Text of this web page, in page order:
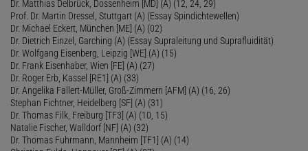
Dr. Matthias Delbrück, Dossenheim [MD] (A) (12, 24, 29)
Prof. Dr. Martin Dressel, Stuttgart (A) (Essay Spindichtewellen)
Dr. Michael Eckert, München [ME] (A) (02)
Dr. Dietrich Einzel, Garching (A) (Essay Supraleitung und Suprafluidität)
Dr. Wolfgang Eisenberg, Leipzig [WE] (A) (15)
Dr. Frank Eisenhaber, Wien [FE] (A) (27)
Dr. Roger Erb, Kassel [RE1] (A) (33)
Dr. Angelika Fallert-Müller, Groß-Zimmern [AFM] (A) (16, 26)
Stephan Fichtner, Heidelberg [SF] (A) (31)
Dr. Thomas Filk, Freiburg [TF3] (A) (10, 15)
Natalie Fischer, Walldorf [NF] (A) (32)
Dr. Thomas Fuhrmann, Mannheim [TF1] (A) (14)